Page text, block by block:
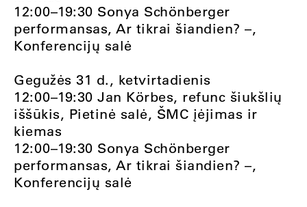
12:00–19:30 Sonya Schönberger
performansas, Ar tikrai šiandien? –,
Konferencijų salė
Gegužės 31 d., ketvirtadienis
12:00–19:30 Jan Körbes, refunc šiukšlių
iššūkis, Pietinė salė, ŠMC įėjimas ir
kiemas
12:00–19:30 Sonya Schönberger
performansas, Ar tikrai šiandien? –,
Konferencijų salė